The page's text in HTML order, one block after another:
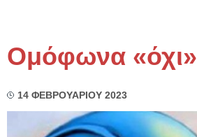
Ομόφωνα «όχι»
14 ΦΕΒΡΟΥΑΡΙΟΥ 2023